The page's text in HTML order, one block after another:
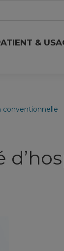
&
conventionnelle